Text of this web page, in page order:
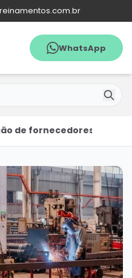
WhatsApp
de fornecedores: O que